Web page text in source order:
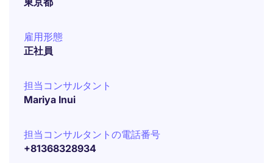
雇用形態
正社員
担当コンサルタント
Mariya Inui
担当コンサルタントの電話番号
+81368328934